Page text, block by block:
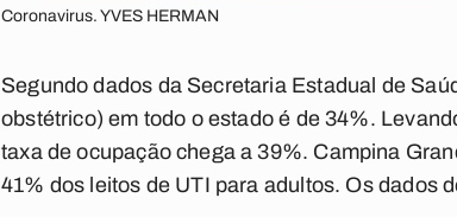
Coronavirus. YVES HERMAN
Segundo dados da Secretaria Estadual de
obstétrico) em todo o estado é de 34%.
taxa de ocupação chega a 39%. Campina
41% dos leitos de UTI para adultos. Os dados